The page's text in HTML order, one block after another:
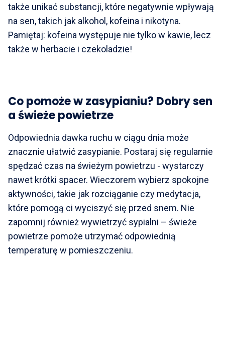
także unikać substancji, które negatywnie wpływają
na sen, takich jak alkohol, kofeina i nikotyna.
Pamiętaj: kofeina występuje nie tylko w kawie, lecz
także w herbacie i czekoladzie!
Co pomoże w zasypianiu? Dobry sen
a świeże powietrze
Odpowiednia dawka ruchu w ciągu dnia może
znacznie ułatwić zasypianie. Postaraj się regularnie
spędzać czas na świeżym powietrzu - wystarczy
nawet krótki spacer. Wieczorem wybierz spokojne
aktywności, takie jak rozciąganie czy medytacja,
które pomogą ci wyciszyć się przed snem. Nie
zapomnij również wywietrzyć sypialni – świeże
powietrze pomoże utrzymać odpowiednią
temperaturę w pomieszczeniu.